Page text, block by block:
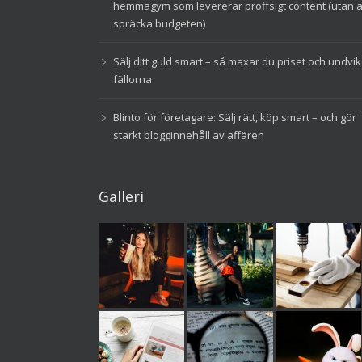
hemmagym som levererar proffsigt content (utan
spräcka budgeten)
Sälj ditt guld smart – så maxar du priset och
fällorna
Blinto för företagare: Sälj rätt, köp smart – och gör
starkt blogginnehåll av affären
Galleri